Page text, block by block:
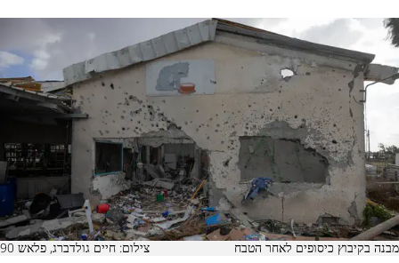
מבנה בקיבוץ כיסופים לאחר הטבח צילום: חיים גולדברג, פלאש 90